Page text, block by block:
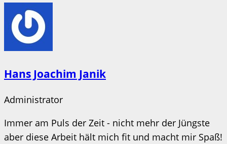
Hans Joachim Janik
Administrator
Immer am Puls der Zeit - nicht mehr der Jüngste
aber diese Arbeit hält mich fit und macht mir Spaß!